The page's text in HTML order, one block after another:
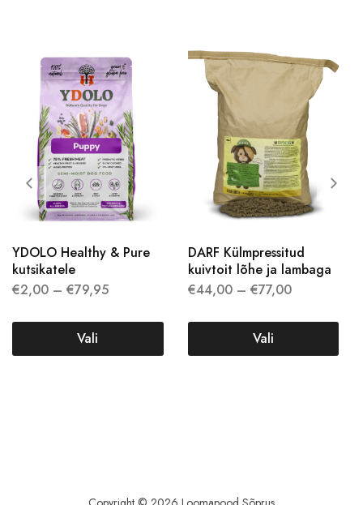
YDOLO Healthy & Pure
kutsikatele
€2,00 – €79,95
Vali
DARF Külmpressitud
kuivtoit lõhe ja lambaga
€44,00 – €77,00
Vali